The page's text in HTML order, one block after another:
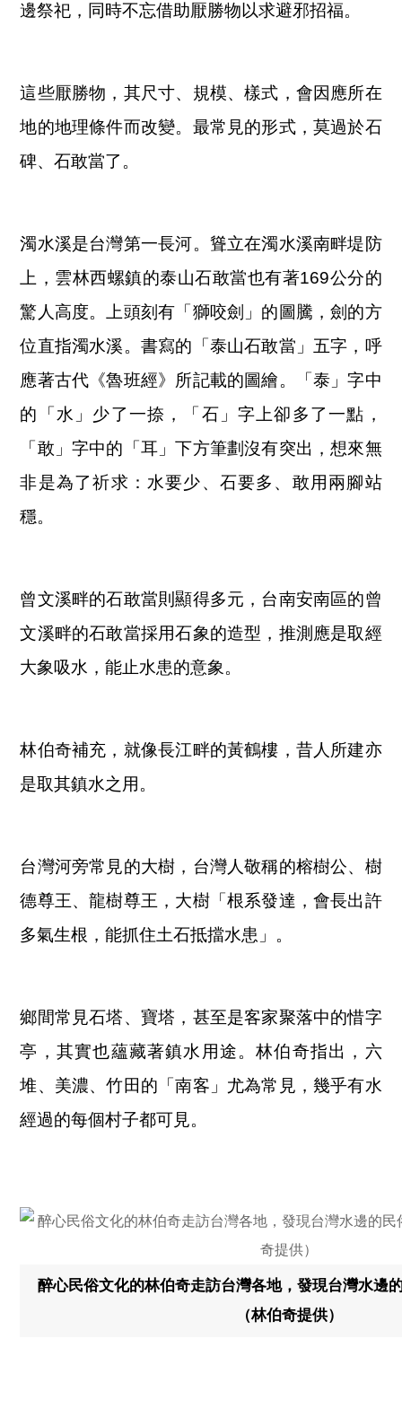
邊祭祀，同時不忘借助厭勝物以求避邪招福。
這些厭勝物，其尺寸、規模、樣式，會因應所在
地的地理條件而改變。最常見的形式，莫過於石
碑、石敢當了。
濁水溪是台灣第一長河。聳立在濁水溪南畔堤防
上，雲林西螺鎮的泰山石敢當也有著169公分的
驚人高度。上頭刻有「獅咬劍」的圖騰，劍的方
位直指濁水溪。書寫的「泰山石敢當」五字，呼
應著古代《魯班經》所記載的圖繪。「泰」字中
的「水」少了一捺，「石」字上卻多了一點，
「敢」字中的「耳」下方筆劃沒有突出，想來無
非是為了祈求：水要少、石要多、敢用兩腳站
穩。
曾文溪畔的石敢當則顯得多元，台南安南區的曾
文溪畔的石敢當採用石象的造型，推測應是取經
大象吸水，能止水患的意象。
林伯奇補充，就像長江畔的黃鶴樓，昔人所建亦
是取其鎮水之用。
台灣河旁常見的大樹，台灣人敬稱的榕樹公、樹
德尊王、龍樹尊王，大樹「根系發達，會長出許
多氣生根，能抓住土石抵擋水患」。
鄉間常見石塔、寶塔，甚至是客家聚落中的惜字
亭，其實也蘊藏著鎮水用途。林伯奇指出，六
堆、美濃、竹田的「南客」尤為常見，幾乎有水
經過的每個村子都可見。
醉心民俗文化的林伯奇走訪台灣各地，發現台灣水邊
（林伯奇提供）